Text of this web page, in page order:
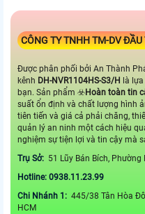
CÔNG TY TNHH TM-DV
Được phân phối bởi An Thành
kênh DH-NVR1104HS-S3/H là
bạn. Sản phẩm ☣️Hoàn toàn tin
suất ổn định và chất lượng hình
tiên tiến và giá cả phải chăng,
quản lý an ninh một cách hiệu
nghiệm sự tiện lợi và tin cậy mà
Trụ Sở: 51 Lũy Bán Bích, Phường
Hotline: 0938.11.23.99
Chi Nhánh 1: 445/38 Tân Hòa
HCM